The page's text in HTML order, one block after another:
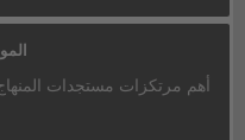
أهم مرتكزات مستجدات المنهاج